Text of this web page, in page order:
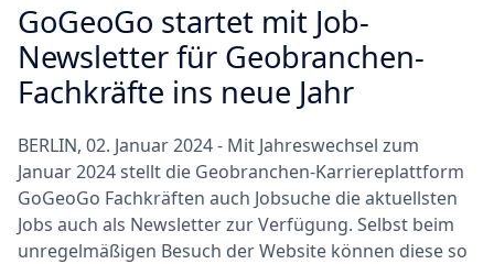
GoGeoGo startet mit Job-
Newsletter für Geobranchen-
Fachkräfte ins neue Jahr
BERLIN, 02. Januar 2024 - Mit Jahreswechsel zum
Januar 2024 stellt die Geobranchen-Karriereplattform
GoGeoGo Fachkräften auch Jobsuche die aktuellsten
Jobs auch als Newsletter zur Verfügung. Selbst beim
unregelmäßigen Besuch der Website können diese so